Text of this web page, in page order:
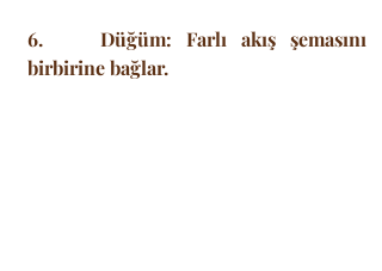
6.    Düğüm: Farlı akış şemasını
birbirine bağlar.